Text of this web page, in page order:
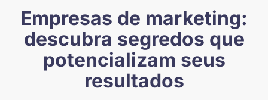
Empresas de marketing:
descubra segredos que
potencializam seus
resultados